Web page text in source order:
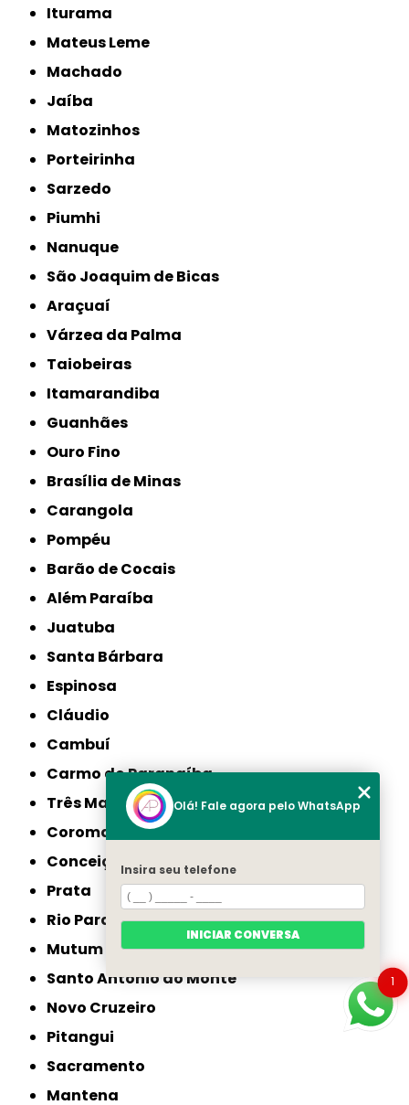
Iturama
Mateus Leme
Machado
Jaíba
Matozinhos
Porteirinha
Sarzedo
Piumhi
Nanuque
São Joaquim de Bicas
Araçuaí
Várzea da Palma
Taiobeiras
Itamarandiba
Guanhães
Ouro Fino
Brasília de Minas
Carangola
Pompéu
Barão de Cocais
Além Paraíba
Juatuba
Santa Bárbara
Espinosa
Cláudio
Cambuí
Carmo do Paranaíba
Três Marias
Coromandel
Conceição das Alagoas
Prata
Rio Pardo de Minas
Mutum
Santo Antônio do Monte
Novo Cruzeiro
Pitangui
Sacramento
Mantena
1
Olá! Fale agora pelo WhatsApp
Insira seu telefone
INICIAR CONVERSA